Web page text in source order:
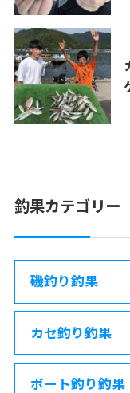
釣果カテゴリー
磯釣り釣果
カセ釣り釣果
ボート釣り釣果